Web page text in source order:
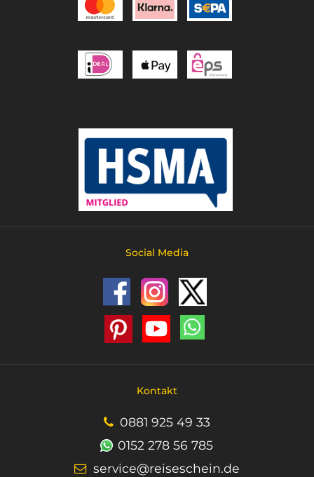
Social Media
Kontakt
0881 925 49 33
0152 278 56 785
service@reiseschein.de